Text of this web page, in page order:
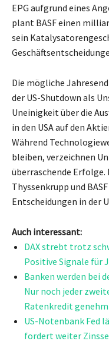
EPG aufgrund eines
plant BASF einen
sein
Die mögliche
der US-Shutdown als
Uneinigkeit über die
in den USA auf den
Während
bleiben, verzeichnen
überraschende
Thyssenkrupp und
Entscheidungen in der
Auch interessant:
DAX strebt trotz
Positive Signale für
Banken werden bei
Nur noch jeder
Ratenkredit
US-Notenbank Fed
fordert weiter